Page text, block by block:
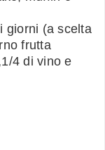
giorni (a scelta
frutta
4 di vino e